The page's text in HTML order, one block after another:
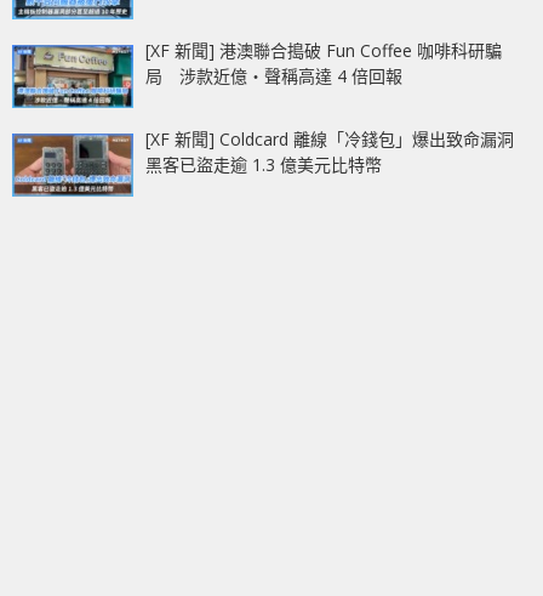
[XF 新聞] 港澳聯合搗破 Fun Coffee 咖啡科研騙
局 涉款近億‧聲稱高達 4 倍回報
[XF 新聞] Coldcard 離線「冷錢包」爆出致命漏洞
黑客已盜走逾 1.3 億美元比特幣